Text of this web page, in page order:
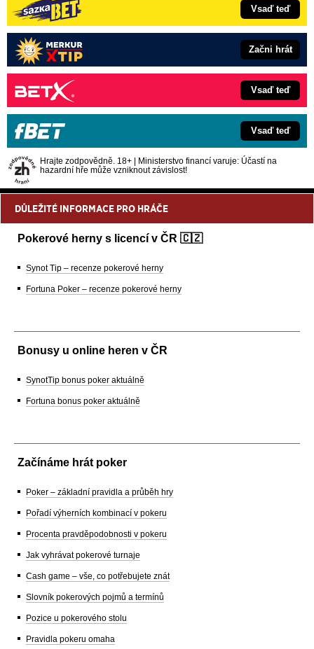
Vsaď teď
Začni hrát
Vsaď teď
Vsaď teď
Hrajte zodpovědně. 18+ | Ministerstvo financí varuje: Účastí na
hazardní hře může vzniknout závislost!
DŮLEŽITÉ INFORMACE PRO HRÁČE
Pokerové herny s licencí v ČR 🇨🇿
Synot Tip – recenze pokerové herny
Fortuna Poker – recenze pokerové herny
Bonusy u online heren v ČR
SynotTip bonus poker aktuálně
Fortuna bonus poker aktuálně
Začínáme hrát poker
Poker – základní pravidla a průběh hry
Pořadí výherních kombinací v pokeru
Procenta pravděpodobnosti v pokeru
Jak vyhrávat pokerové turnaje
Cash game – vše, co potřebujete znát
Slovník pokerových pojmů a termínů
Pozice u pokerového stolu
Pravidla pokeru omaha